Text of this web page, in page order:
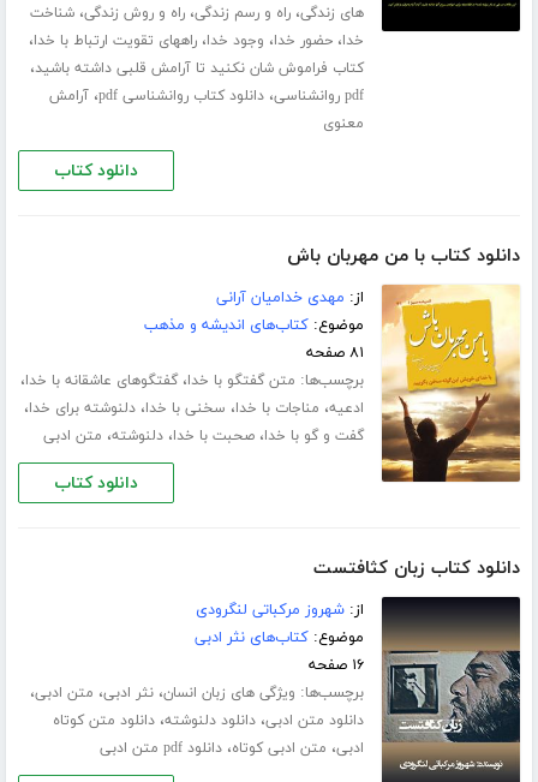
های زندگی،راه و رسم زندگی،راه و روش زندگی،شناخت
خدا،حضور خدا، وجود خدا،راههای تقویت ارتباط با خدا،
کتاب فراموش شان نکنید تا آرامش قلبی داشته باشید،
pdf روانشناسی ،دانلود کتاب روانشناسی pdf ،آرامش
معنوی
دانلود کتاب
دانلود کتاب با من مهربان باش
از: مهدی خدامیان آرانی
موضوع:کتاب‌های اندیشه و مذهب
۸۱ صفحه
برچسب‌ها: متن گفتگو با خدا،گفتگوهای عاشقانه با خدا،
ادعیه، مناجات با خدا، سخنی با خدا،دلنوشته برای خدا،
گفت و گو با خدا،صحبت با خدا،دلنوشته، متن ادبی
دانلود کتاب
دانلود کتاب زبان کثافتست
از:شهروز مرکباتی لنگرودی
موضوع:کتاب‌های نثر ادبی
۱۶ صفحه
برچسب‌ها: ویژگی های زبان انسان،نثر ادبی، متن ادبی،
دانلود متن ادبی،دانلود دلنوشته،دانلود متن کوتاه
ادبی، متن ادبی کوتاه،دانلود pdf متن ادبی